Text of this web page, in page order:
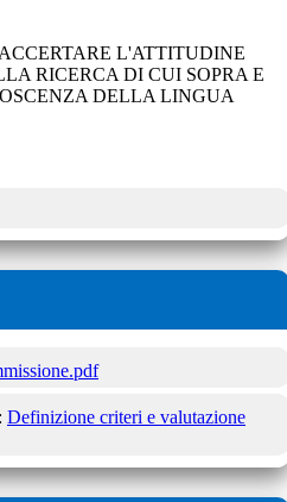
L'ATTITUDINE
RICERCA DI CUI SOPRA E
DELLA LINGUA
Definizione criteri e valutazione